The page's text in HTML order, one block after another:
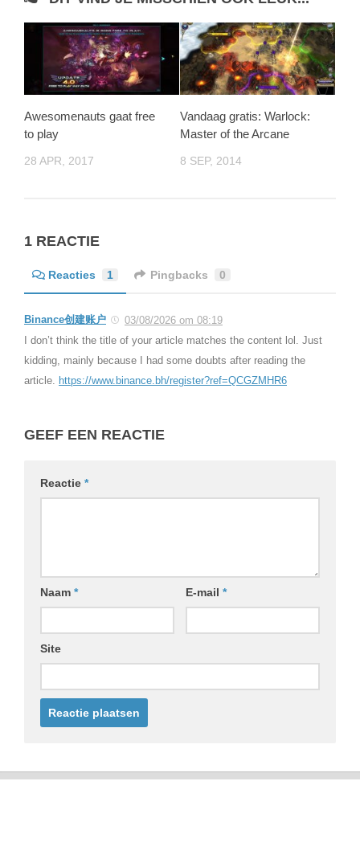
Awesomenauts gaat free
to play
28 APR, 2017
Vandaag gratis: Warlock:
Master of the Arcane
8 SEP, 2014
1 REACTIE
Reacties 1 Pingbacks 0
Binance创建账户
03/08/2026 om 08:19
I don’t think the title of your article matches the content lol. Just
kidding, mainly because I had some doubts after reading the
article. https://www.binance.bh/register?ref=QCGZMHR6
GEEF EEN REACTIE
Reactie *
Naam * E-mail *
Site